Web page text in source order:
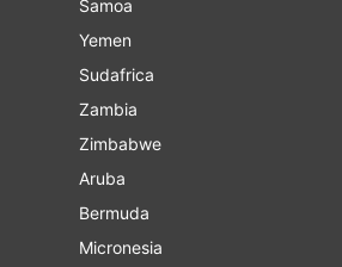
Samoa
Yemen
Sudafrica
Zambia
Zimbabwe
Aruba
Bermuda
Micronesia